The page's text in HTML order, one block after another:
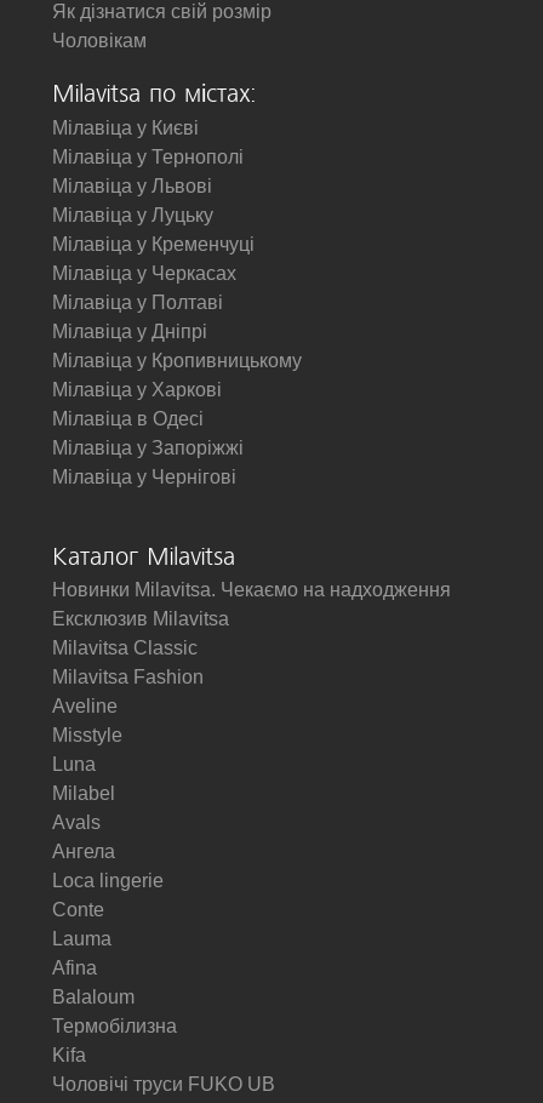
Як дізнатися свій розмір
Чоловікам
Milavitsa по містах:
Мілавіца у Києві
Мілавіца у Тернополі
Мілавіца у Львові
Мілавіца у Луцьку
Мілавіца у Кременчуці
Мілавіца у Черкасах
Мілавіца у Полтаві
Мілавіца у Дніпрі
Мілавіца у Кропивницькому
Мілавіца у Харкові
Мілавіца в Одесі
Мілавіца у Запоріжжі
Мілавіца у Чернігові
Каталог Milavitsa
Новинки Milavitsa. Чекаємо на надходження
Ексклюзив Milavitsa
Milavitsa Classic
Milavitsa Fashion
Aveline
Misstyle
Luna
Milabel
Avals
Ангела
Loca lingerie
Conte
Lauma
Afina
Balaloum
Термобілизна
Kifa
Чоловічі труси FUKO UB